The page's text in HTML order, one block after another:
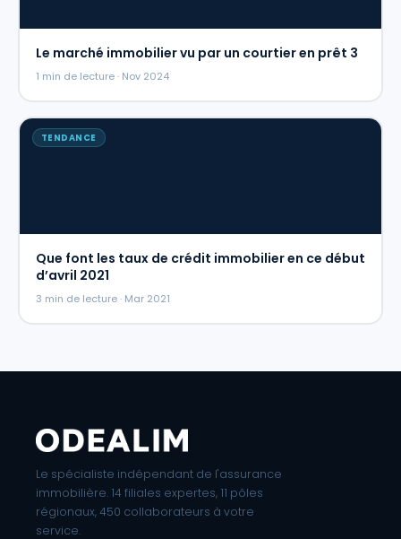
Le marché immobilier vu par un courtier en prêt 3
1 min de lecture · Nov 2024
TENDANCE
Que font les taux de crédit immobilier en ce début
d’avril 2021
3 min de lecture · Mar 2021
Le spécialiste indépendant de l'assurance
immobilière. 14 filiales expertes, 11 pôles
régionaux, 450 collaborateurs à votre
service.